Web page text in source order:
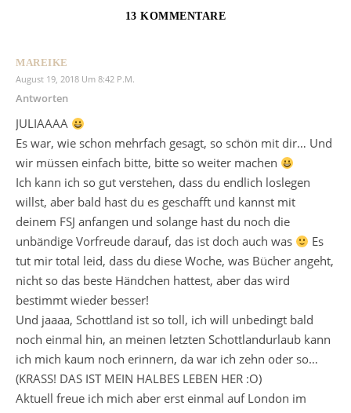
13 KOMMENTARE
MAREIKE
August 19, 2018 Um 8:42 P.m.
Antworten
JULIAAAA
Es war, wie schon mehrfach gesagt, so schön mit dir… Und
wir müssen einfach bitte, bitte so weiter machen
Ich kann ich so gut verstehen, dass du endlich loslegen
willst, aber bald hast du es geschafft und kannst mit
deinem FSJ anfangen und solange hast du noch die
unbändige Vorfreude darauf, das ist doch auch was
Es
tut mir total leid, dass du diese Woche, was Bücher angeht,
nicht so das beste Händchen hattest, aber das wird
bestimmt wieder besser!
Und jaaaa, Schottland ist so toll, ich will unbedingt bald
noch einmal hin, an meinen letzten Schottlandurlaub kann
ich mich kaum noch erinnern, da war ich zehn oder so…
(KRASS! DAS IST MEIN HALBES LEBEN HER :O)
Aktuell freue ich mich aber erst einmal auf London im